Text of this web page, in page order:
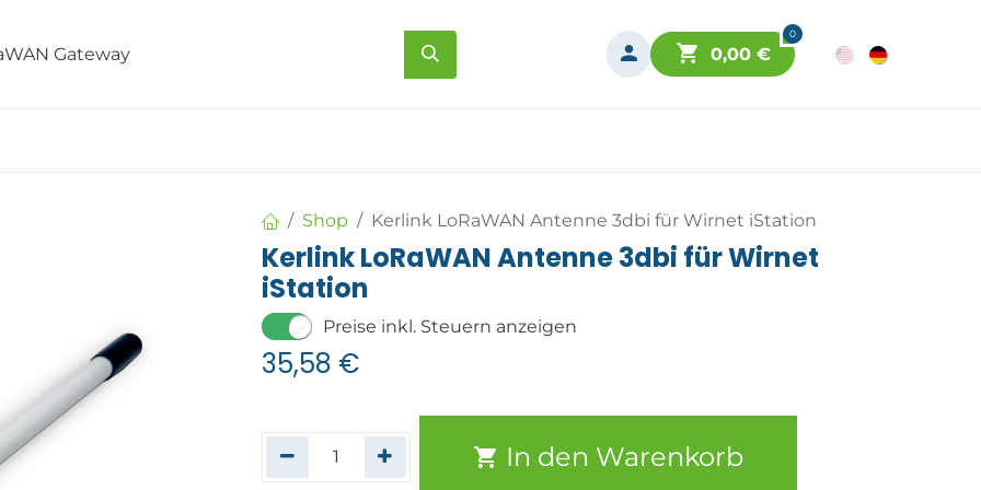
0
0,00€
Shop Kerlink LoRaWAN Antenne 3dbi für Wirnet iStation
Kerlink LoRaWAN Antenne 3dbi für Wirnet
iStation
Preise inkl. Steuern anzeigen
35,58 €
In den Warenkorb